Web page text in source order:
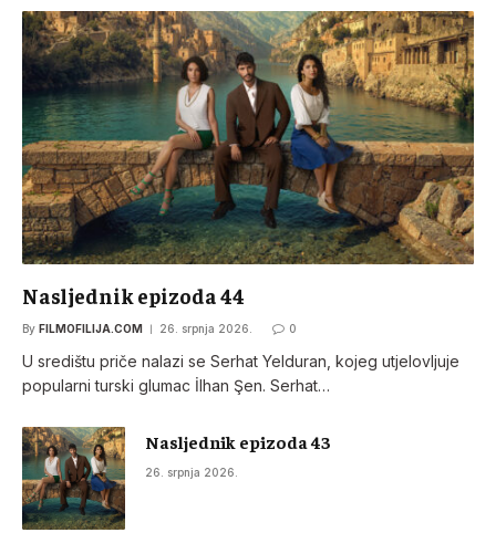
Nasljednik epizoda 44
By FILMOFILIJA.COM 26. srpnja 2026. 0
U središtu priče nalazi se Serhat Yelduran, kojeg utjelovljuje
popularni turski glumac İlhan Şen. Serhat…
Nasljednik epizoda 43
26. srpnja 2026.